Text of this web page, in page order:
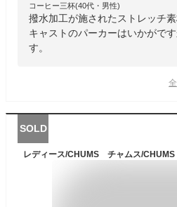
コーヒー三杯(40代・男性)
撥水加工が施されたストレッチ
キャストのパーカーはいかがで
す。
SOLD